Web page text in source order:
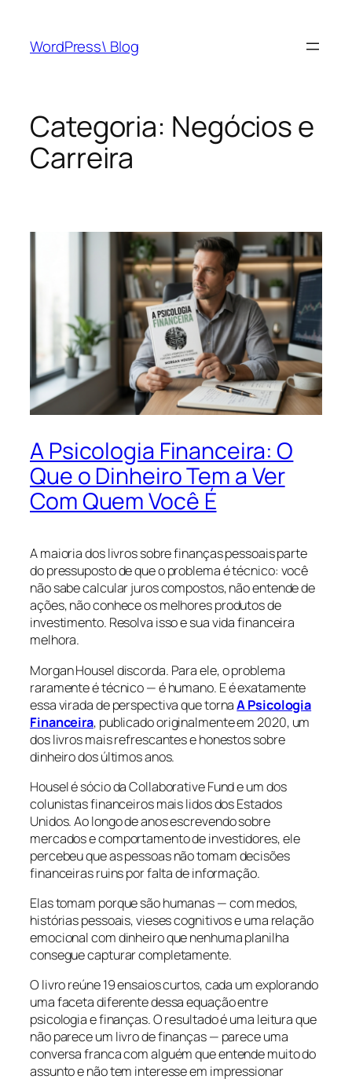
WordPress\ Blog
Categoria: Negócios e
Carreira
A Psicologia Financeira: O
Que o Dinheiro Tem a Ver
Com Quem Você É
A maioria dos livros sobre finanças pessoais parte
do pressuposto de que o problema é técnico: você
não sabe calcular juros compostos, não entende de
ações, não conhece os melhores produtos de
investimento. Resolva isso e sua vida financeira
melhora.
Morgan Housel discorda. Para ele, o problema
raramente é técnico — é humano. E é exatamente
essa virada de perspectiva que tornaA Psicologia
Financeira, publicado originalmente em 2020, um
dos livros mais refrescantes e honestos sobre
dinheiro dos últimos anos.
Housel é sócio da Collaborative Fund e um dos
colunistas financeiros mais lidos dos Estados
Unidos. Ao longo de anos escrevendo sobre
mercados e comportamento de investidores, ele
percebeu que as pessoas não tomam decisões
financeiras ruins por falta de informação.
Elas tomam porque são humanas — com medos,
histórias pessoais, vieses cognitivos e uma relação
emocional com dinheiro que nenhuma planilha
consegue capturar completamente.
O livro reúne 19 ensaios curtos, cada um explorando
uma faceta diferente dessa equação entre
psicologia e finanças. O resultado é uma leitura que
não parece um livro de finanças — parece uma
conversa franca com alguém que entende muito do
assunto e não tem interesse em impressionar